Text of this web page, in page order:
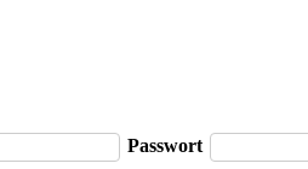
Passwort